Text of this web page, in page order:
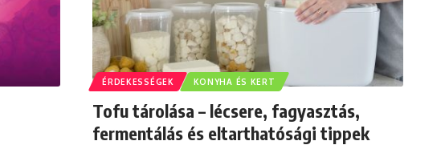
ÉRDEKESSÉGEK KONYHA ÉS KERT
Tofu tárolása – lécsere, fagyasztás,
fermentálás és eltarthatósági tippek